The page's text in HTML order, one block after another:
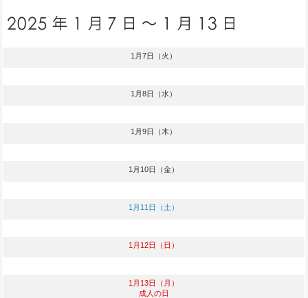
1月7日（火）
1月8日（水）
1月9日（木）
1月10日（金）
1月11日（土）
1月12日（日）
1月13日（月）
成人の日